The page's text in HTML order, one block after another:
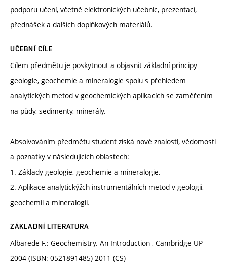
podporu učení, včetně elektronických učebnic, prezentací,
přednášek a dalších doplňkových materiálů.
UČEBNÍ CÍLE
Cílem předmětu je poskytnout a objasnit základní principy
geologie, geochemie a mineralogie spolu s přehledem
analytických metod v geochemických aplikacích se zaměřením
na půdy, sedimenty, minerály.
Absolvováním předmětu student získá nové znalosti, vědomosti
a poznatky v následujících oblastech:
1. Základy geologie, geochemie a mineralogie.
2. Aplikace analytickýžch instrumentálních metod v geologii,
geochemii a mineralogii.
ZÁKLADNÍ LITERATURA
Albarede F.: Geochemistry. An Introduction , Cambridge UP
2004 (ISBN: 0521891485) 2011 (CS)